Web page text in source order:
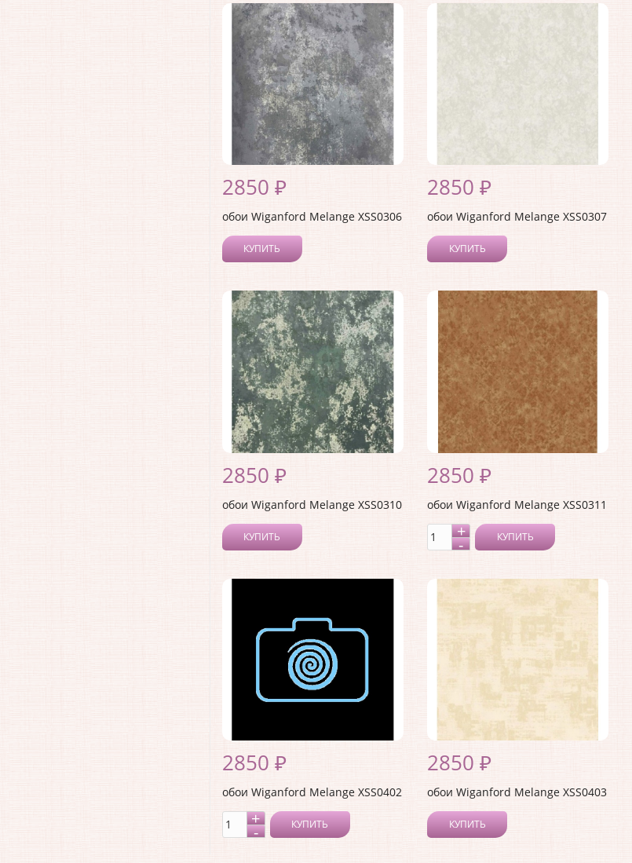
2850 ₽
обои Wiganford Melange XSS0306
КУПИТЬ
2850 ₽
обои Wiganford Melange XSS0307
КУПИТЬ
2850 ₽
обои Wiganford Melange XSS0310
КУПИТЬ
2850 ₽
обои Wiganford Melange XSS0311
КУПИТЬ
2850 ₽
обои Wiganford Melange XSS0402
КУПИТЬ
2850 ₽
обои Wiganford Melange XSS0403
КУПИТЬ